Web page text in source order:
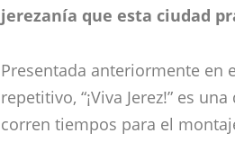
jerezanía que esta ciudad
Presentada anteriormente en
repetitivo, “¡Viva Jerez!” es
corren tiempos para el